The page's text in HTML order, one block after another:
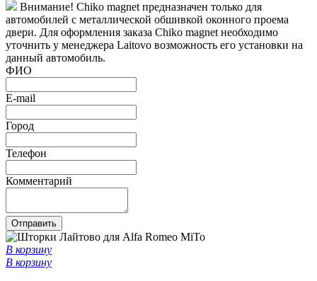
Внимание! Chiko magnet предназначен только для
автомобилей с металлической обшивкой оконного проема
двери. Для оформления заказа Chiko magnet необходимо
уточнить у менеджера Laitovo возможность его установки на
данный автомобиль.
ФИО
E-mail
Город
Телефон
Комментарий
Отправить
В корзину
В корзину